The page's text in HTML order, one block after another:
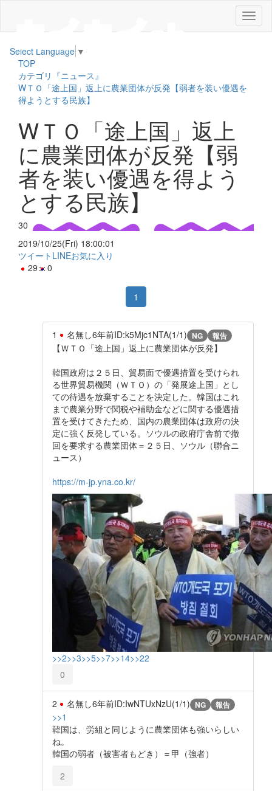
メ
ニ
Select Language ▼
TOP
カテゴリ『ニュース』
WＴＯ「途上国」返上に農業団体が反発【弱者を装い優遇を
得ようとする民族】
WＴＯ「途上国」返上
に農業団体が反発【弱
者を装い優遇を得よう
とする民族】
30
2019/10/25(Fri) 18:00:01
ツイート LINEお気に入り
29
0
1
1 名無し6年前ID:k5Mjc1NTA(1/1) NG 報告
【ＷＴＯ「途上国」返上に農業団体が反発】
韓国政府は２５日、貿易面で優遇措置を受けられ
る世界貿易機関（ＷＴＯ）の「発展途上国」とし
ての待遇を放棄することを決定した。韓国はこれ
まで農業分野で関税や補助金などに関する優遇措
置を受けてきたため、国内の農業団体は政府の決
定に強く反発している。ソウルの政府庁舎前で撤
回を要求する農業団体＝２５日、ソウル（聯合ニ
ュース）
https://m-jp.yna.co.kr/
>>2>>3>>5>>7>>14>>22
0
2 名無し6年前ID:IwNTUxNzU(1/1) NG 報告
>>1
韓国は、労組と同じように農業団体も強いらしい
ね。
韓国の弱者（被害者もどき）＝甲（強者）
2